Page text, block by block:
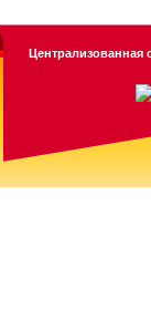
Централизованная